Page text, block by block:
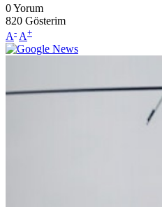
0Yorum
820 Gösterim
A- A+